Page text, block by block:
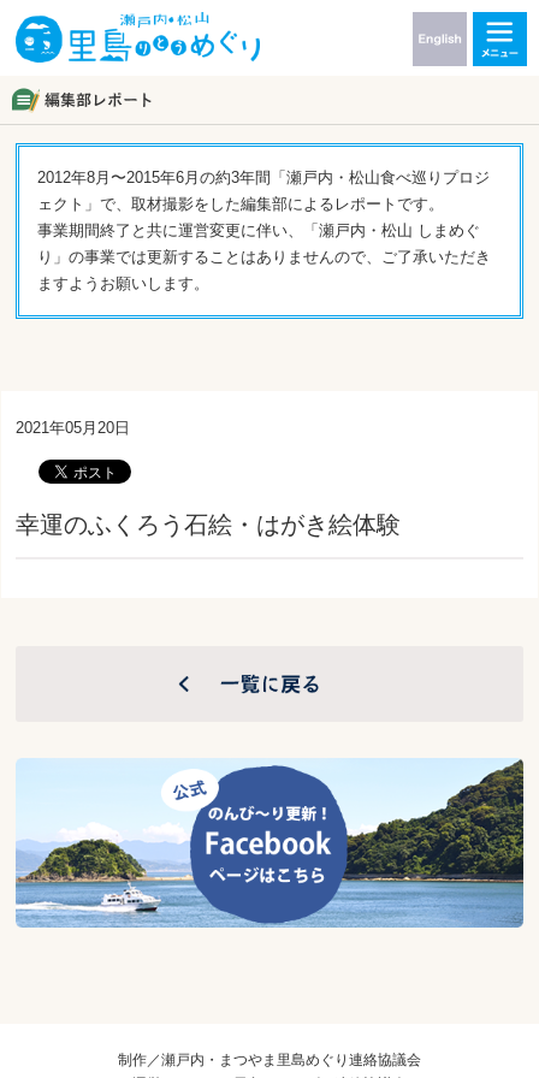
2012年8月〜2015年6月の約3年間「瀬戸内・松山食べ巡りプロジ
ェクト」で、取材撮影をした編集部によるレポートです。
事業期間終了と共に運営変更に伴い、「瀬戸内・松山 しまめぐ
り」の事業では更新することはありませんので、ご了承いただき
ますようお願いします。
2021年05月20日
幸運のふくろう石絵・はがき絵体験
制作／瀬戸内・まつやま里島めぐり連絡協議会